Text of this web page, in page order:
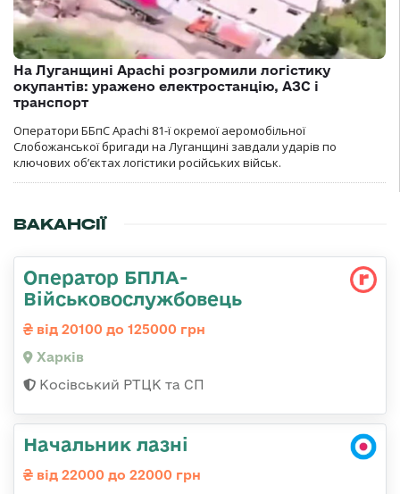
На Луганщині Apachi розгромили логістику
окупантів: уражено електростанцію, АЗС і
транспорт
Оператори ББпС Apachi 81-ї окремої аеромобільної
Слобожанської бригади на Луганщині завдали ударів по
ключових об’єктах логістики російських військ.
ВАКАНСІЇ
Оператор БПЛА-
Військовослужбовець
від 20100 до 125000 грн
Харків
Косівський РТЦК та СП
Начальник лазні
від 22000 до 22000 грн